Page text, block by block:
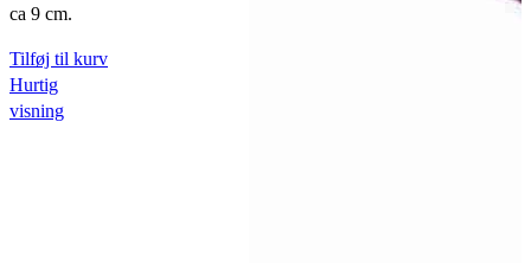
ca 9 cm.
Tilføj til kurv
Hurtig
visning